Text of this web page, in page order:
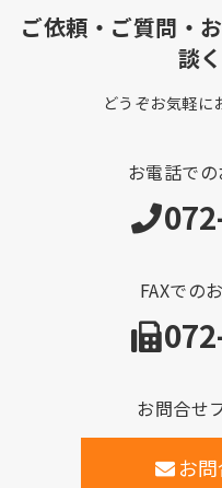
ご依頼・ご質問・
談
どうぞお気軽に
お電話で
FAXでの
お問合せ
お